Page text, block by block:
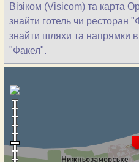
Візіком (Visicom) та карта
знайти готель чи ресторан
знайти шляхи та напрямки в
"Факел".